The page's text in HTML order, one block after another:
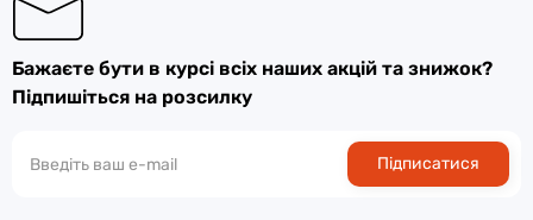
Бажаєте бути в курсі всіх наших акцій та знижок?
Підпишіться на розсилку
Підписатися